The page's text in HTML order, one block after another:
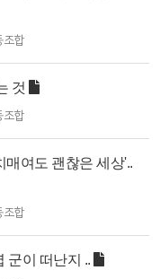
조합
것
조합
매여도 괜찮은 세상'..
조합
군이 떠난지 ..